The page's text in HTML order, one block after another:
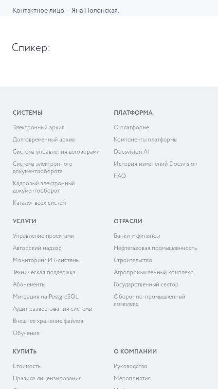
Контактное лицо — Яна Полонская.
Спикер:
СИСТЕМЫ
Электронный архив
Долговременный архив
Система управления договорами
Система электронного
документооборота
Кадровый электронный
документооборот
Каталог всех систем
ПЛАТФОРМА
О платформе
Компоненты платформы
Docsvision AI
История изменений Docsvision
FAQ
УСЛУГИ
Управление проектами
Авторский надзор
Мониторинг ИТ-системы
Техническая поддержка
Абонементы
Миграция на PostgreSQL
Аудит развёртывания системы
Внешнее хранение файлов
Обучение
ОТРАСЛИ
Банки и финансы
Нефтегазовая промышленность
Строительство
Агропромышленный комплекс
Государственный сектор
Оборонно-промышленный
комплекс
КУПИТЬ
Cтоимость
Правила лицензирования
О КОМПАНИИ
Руководство
Мероприятия